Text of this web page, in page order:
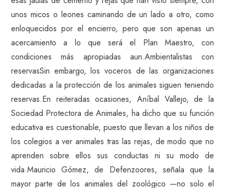
unos micos o leones caminando de un lado a otro, como
enloquecidos por el encierro, pero que son apenas un
acercamiento a lo que será el Plan Maestro, con
condiciones más apropiadas aun.Ambientalistas con
reservasSin embargo, los voceros de las organizaciones
dedicadas a la protección de los animales siguen teniendo
reservas.En reiteradas ocasiones, Aníbal Vallejo, de la
Sociedad Protectora de Animales, ha dicho que su función
educativa es cuestionable, puesto que llevan a los niños de
los colegios a ver animales tras las rejas, de modo que no
aprenden sobre ellos sus conductas ni su modo de
vida.Mauricio Gómez, de Defenzoores, señala que la
mayor parte de los animales del zoológico —no solo el